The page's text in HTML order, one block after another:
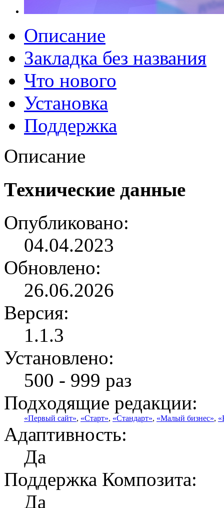
Описание
Закладка без названия
Что нового
Установка
Поддержка
Описание
Технические данные
Опубликовано:
04.04.2023
Обновлено:
26.06.2026
Версия:
1.1.3
Установлено:
500 - 999 раз
Подходящие редакции:
«Первый сайт», «Старт», «Стандарт», «Малый бизнес»,
Адаптивность:
Да
Поддержка Композита:
Да